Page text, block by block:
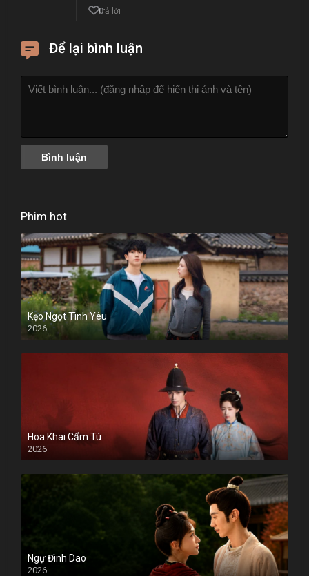
0
Trả lời
Để lại bình luận
Phim hot
Kẹo Ngọt Tình Yêu
2026
Hoa Khai Cẩm Tú
2026
Ngự Đình Dao
2026